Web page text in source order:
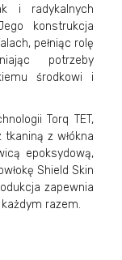
i radykalnych
konstrukcja
pełniąc rolę
potrzeby
środkowi i
Torq TET,
z włókna
epoksydową,
Shield Skin
zapewnia
razem.